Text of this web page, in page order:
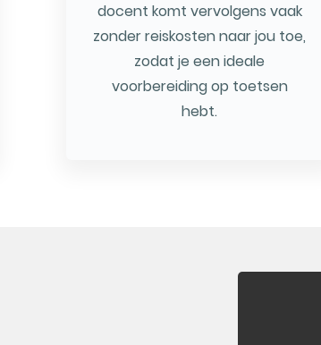
docent komt vervolgens vaak
zonder reiskosten naar jou toe,
zodat je een ideale
voorbereiding op toetsen
hebt.